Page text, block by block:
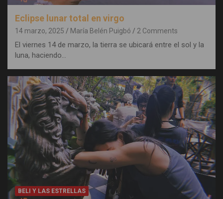
Eclipse lunar total en virgo
14 marzo, 2025 María Belén Puigbó 2 Comments
El viernes 14 de marzo, la tierra se ubicará entre el sol y la
luna, haciendo…
BELI Y LAS ESTRELLAS